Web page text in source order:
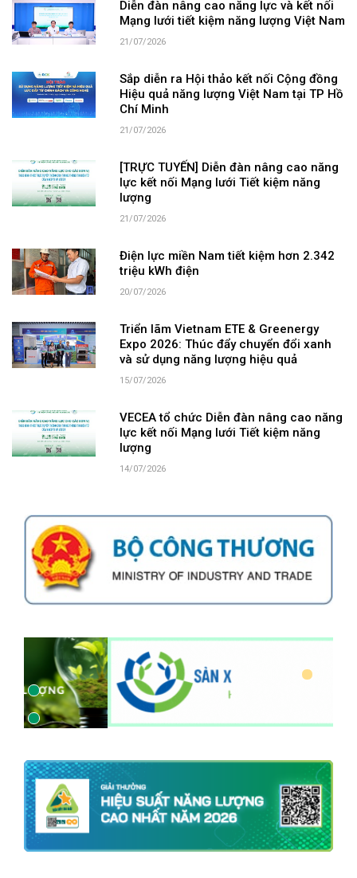
Diễn đàn nâng cao năng lực và kết nối
Mạng lưới tiết kiệm năng lượng Việt Nam
21/07/2026
Sắp diễn ra Hội thảo kết nối Cộng đồng
Hiệu quả năng lượng Việt Nam tại TP Hồ
Chí Minh
21/07/2026
[TRỰC TUYẾN] Diễn đàn nâng cao năng
lực kết nối Mạng lưới Tiết kiệm năng
lượng
21/07/2026
Điện lực miền Nam tiết kiệm hơn 2.342
triệu kWh điện
20/07/2026
Triển lãm Vietnam ETE & Greenergy
Expo 2026: Thúc đẩy chuyển đổi xanh
và sử dụng năng lượng hiệu quả
15/07/2026
VECEA tổ chức Diễn đàn nâng cao năng
lực kết nối Mạng lưới Tiết kiệm năng
lượng
14/07/2026